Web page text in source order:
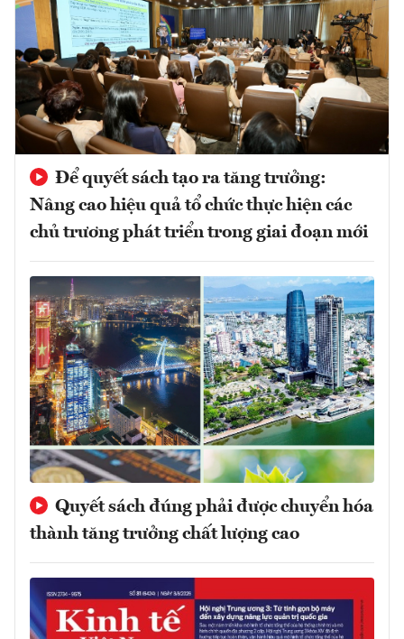
Để quyết sách tạo ra tăng trưởng:
Nâng cao hiệu quả tổ chức thực hiện các
chủ trương phát triển trong giai đoạn mới
Quyết sách đúng phải được chuyển hóa
thành tăng trưởng chất lượng cao